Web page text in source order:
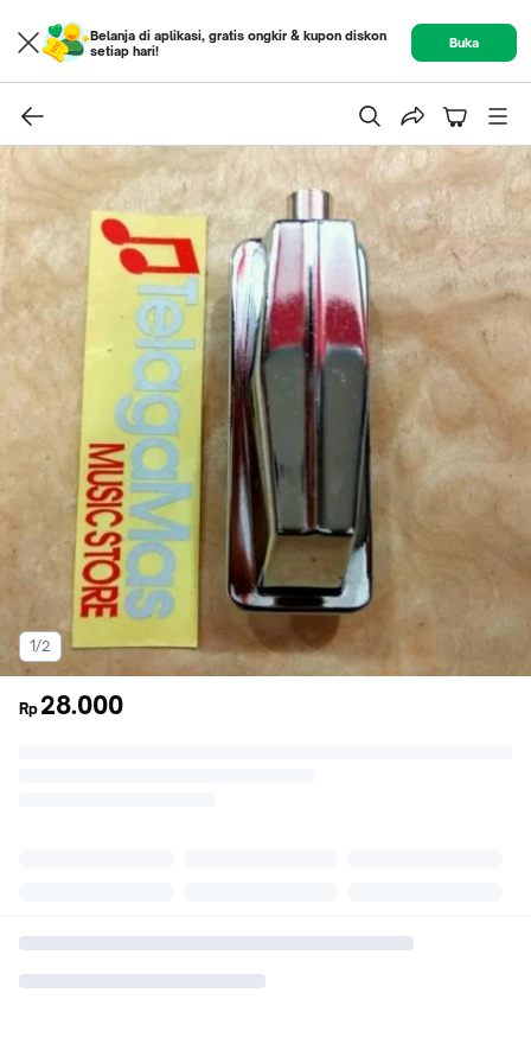
Belanja di aplikasi, gratis ongkir & kupon diskon
setiap hari!
Buka
1/2
Rp 28.000